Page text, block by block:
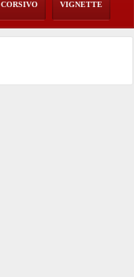
CORSIVO VIGNETTE